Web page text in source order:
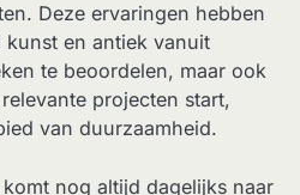
Deze ervaringen hebben
kunst en antiek vanuit
te beoordelen, maar ook
projecten start,
van duurzaamheid.
nog altijd dagelijks naar